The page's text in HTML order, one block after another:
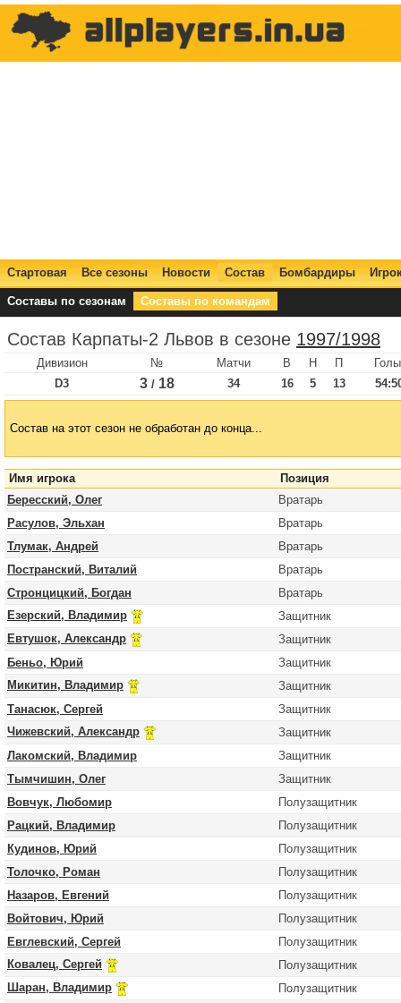
Стартовая Все сезоны Новости Состав Бомбардиры
Составы по сезонам Составы по командам
Состав Карпаты-2 Львов в сезоне 1997/1998
Дивизион № Матчи В Н П
D3
3/ 18 34 16 5 13
Состав на этот сезон не обработан до конца...
Имя игрока
Позиция
Бересский, Олег
Вратарь
Расулов, Эльхан
Вратарь
Тлумак, Андрей
Вратарь
Постранский, Виталий
Вратарь
Стронцицкий, Богдан
Вратарь
Езерский, Владимир
Защитник
Евтушок, Александр
Защитник
Беньо, Юрий
Защитник
Микитин, Владимир
Защитник
Танасюк, Сергей
Защитник
Чижевский, Александр
Защитник
Лакомский, Владимир
Защитник
Тымчишин, Олег
Защитник
Вовчук, Любомир
Полузащитник
Рацкий, Владимир
Полузащитник
Кудинов, Юрий
Полузащитник
Толочко, Роман
Полузащитник
Назаров, Евгений
Полузащитник
Войтович, Юрий
Полузащитник
Евглевский, Сергей
Полузащитник
Ковалец, Сергей
Полузащитник
Шаран, Владимир
Полузащитник